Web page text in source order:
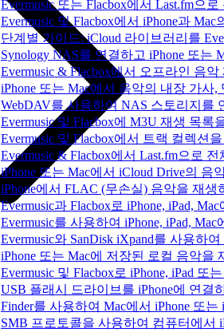
Evermusic 또는 Flacbox에서 Last.fm으
Evermusic 및 Flacbox에서 iPhone과
단계별 가이드: iCloud 라이브러리를
Synology NAS를 연결하고 iPhone 또는
Evermusic & Flacbox에서 오프라인 음
iPhone 또는 Mac에서 음악의 내장 가사
WebDAV를 사용하여 NAS 스토리지를
Evermusic 및 Flacbox에 M3U 재생 목록
Evermusic 및 Flacbox에서 트랙 컬렉션
Evermusic & Flacbox에서 Last.fm으로
iPhone 또는 Mac에서 iCloud Drive의 음
iPhone에서 FLAC (무손실) 음악을 재생
Evermusic과 Flacbox로 iPhone, iPad,
Evermusic를 사용하여 iPhone, iPad,
Evermusic와 SanDisk iXpand를 사용하
iPhone 또는 Mac에 저장된 로컬 음악을
Evermusic 및 Flacbox로 iPhone, iPad
USB 플래시 드라이브를 iPhone에 연
Finder를 사용하여 Mac에서 iPhone 또
SMB 프로토콜을 사용하여 컴퓨터에서